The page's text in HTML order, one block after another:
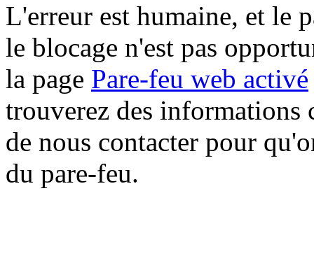
L'erreur est humaine, et le
le blocage n'est pas
la page Pare-feu web activé
trouverez des informations
de nous contacter pour
du pare-feu.